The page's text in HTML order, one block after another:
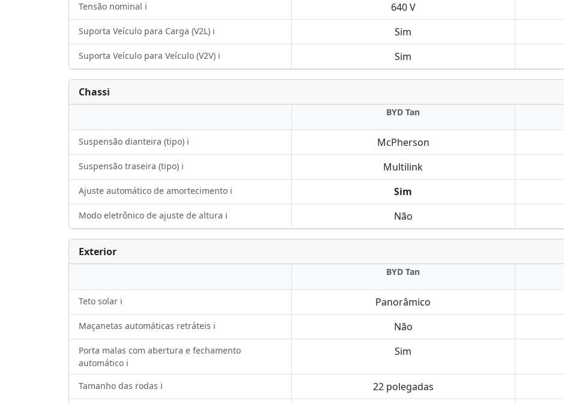
Tensão nominal ℹ️ 640 V
Suporta Veículo para Carga (V2L) ℹ️ Sim
Suporta Veículo para Veículo (V2V) ℹ️ Sim
Chassi
BYD Tan
Suspensão dianteira (tipo) ℹ️
McPherson
Suspensão traseira (tipo) ℹ️ Multilink
Ajuste automático de amortecimento ℹ️ Sim
Modo eletrônico de ajuste de altura ℹ️ Não
Exterior
BYD Tan
Teto solar ℹ️
Panorâmico
Maçanetas automáticas retráteis ℹ️ Não
Porta malas com abertura e fechamento
automático ℹ️
Sim
Tamanho das rodas ℹ️ 22 polegadas